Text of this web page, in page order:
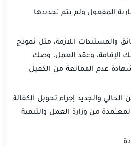
المفعول ولم يتم تجديدها
والمستندات اللازمة، مثل نموذج
الإقامة، وعقد العمل، وصك
عدم الممانعة من الكفيل
والجديد إجراء تحويل الكفالة
من وزارة العمل والتنمية